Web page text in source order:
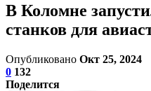
В Коломне
станков для
Опубликовано Окт 25, 2024
0 132
Поделится